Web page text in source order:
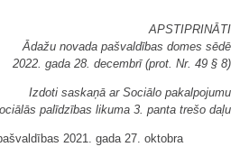
APSTIPRINĀTI
Ādažu novada pašvaldības domes sēdē
2022. gada 28. decembrī (prot. Nr. 49 § 8)
Izdoti saskaņā ar Sociālo pakalpojumu
palīdzības likuma 3. panta trešo daļu
2021. gada 27. oktobra